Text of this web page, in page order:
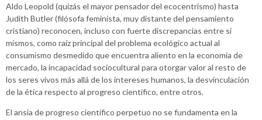
Aldo Leopold (quizás el mayor pensador del ecocentrismo) hasta
Judith Butler (filósofa feminista, muy distante del pensamiento
cristiano) reconocen, incluso con fuerte discrepancias entre sí
mismos, como raíz principal del problema ecológico actual al
consumismo desmedido que encuentra aliento en la economía de
mercado, la incapacidad sociocultural para otorgar valor al resto de
los seres vivos más allá de los intereses humanos, la desvinculación
de la ética respecto al progreso científico, entre otros.
El ansia de progreso científico perpetuo no se fundamenta en la